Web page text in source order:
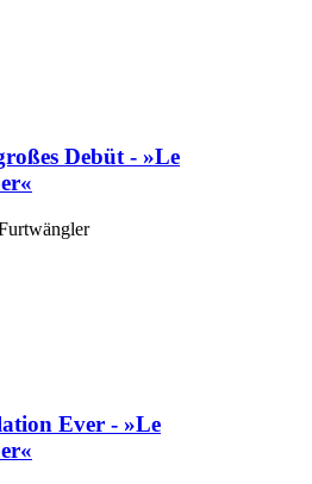
Debüt - »Le
Ever - »Le